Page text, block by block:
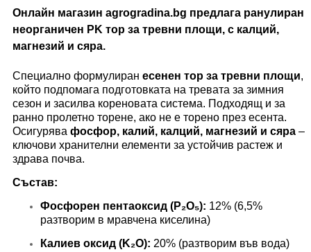
Онлайн магазин agrogradina.bg предлага ранулиран
неорганичен PK тор за тревни площи, с калций,
магнезий и сяра.
Специално формулиран есенен тор за тревни площи,
който подпомага подготовката на тревата за зимния
сезон и засилва кореновата система. Подходящ и за
ранно пролетно торене, ако не е торено през есента.
Осигурява фосфор, калий, калций, магнезий и сяра –
ключови хранителни елементи за устойчив растеж и
здрава почва.
Състав:
Фосфорен пентаоксид (P₂O₅): 12% (6,5%
разтворим в мравчена киселина)
Калиев оксид (K₂O): 20% (разтворим във вода)